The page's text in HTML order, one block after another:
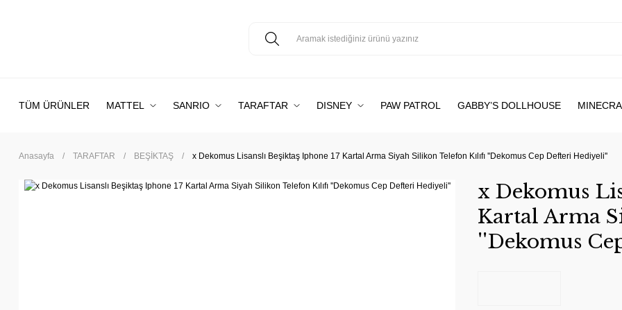
TÜM ÜRÜNLER MATTEL SANRIO TARAFTAR DISNEY PAW PATROL GABBY’S DOLLHOUSE
Anasayfa TARAFTAR BEŞİKTAŞ x Dekomus Lisanslı Beşiktaş Iphone 17 Kartal Arma Siyah Silikon Telefon Kılıfı ''Dekomus Cep Defteri Hediyeli''
x Dekomus
Kartal Arma
''Dekomus